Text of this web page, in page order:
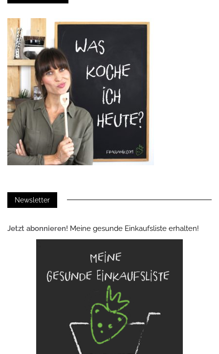
Newsletter
Jetzt abonnieren! Meine gesunde Einkaufsliste erhalten!